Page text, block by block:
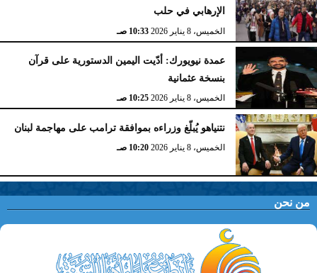
الإرهابي في حلب
الخميس، 8 يناير 2026 10:33 صـ
عمدة نيويورك: أدّيت اليمين الدستورية على قرآن
بنسخة عثمانية
الخميس، 8 يناير 2026 10:25 صـ
نتنياهو يُبلّغ وزراءه بموافقة ترامب على مهاجمة لبنان
الخميس، 8 يناير 2026 10:20 صـ
من نحن